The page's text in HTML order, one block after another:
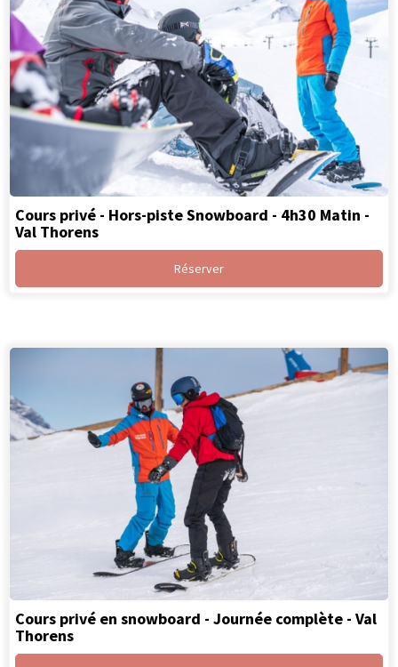
Cours privé - Hors-piste Snowboard - 4h30 Matin -
Val Thorens
Réserver
Cours privé en snowboard - Journée complète - Val
Thorens